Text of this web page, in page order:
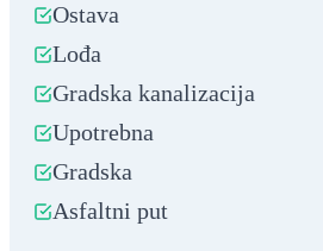
Ostava
Lođa
Gradska kanalizacija
Upotrebna
Gradska
Asfaltni put